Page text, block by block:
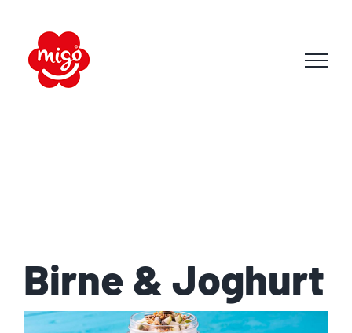
content
Birne & Joghurt